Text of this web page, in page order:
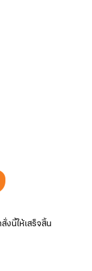
งนี้ให้เสร็จสิ้น